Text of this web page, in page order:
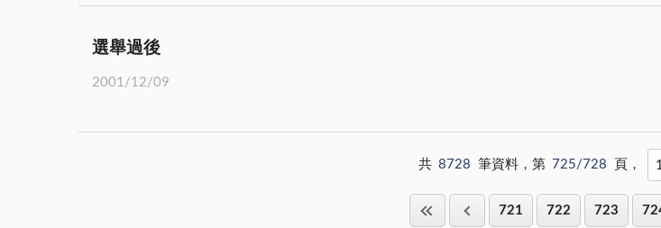
選舉過後
2001/12/09
共 8728 筆資料，第 725/728 頁，
721 722 723